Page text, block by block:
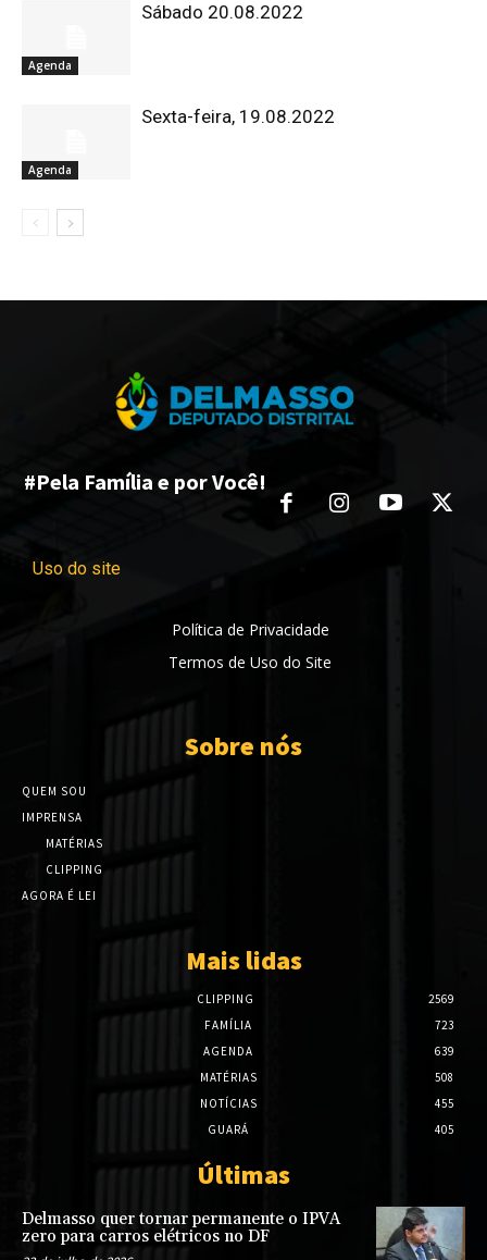
Agenda
Sábado 20.08.2022
Agenda
Sexta-feira, 19.08.2022
#Pela Família e por Você!
Uso do site
Política de Privacidade
Termos de Uso do Site
Sobre nós
QUEM SOU
IMPRENSA
MATÉRIAS
CLIPPING
AGORA É LEI
Mais lidas
CLIPPING
2569
FAMÍLIA
723
AGENDA
639
MATÉRIAS
508
NOTÍCIAS
455
GUARÁ
405
Últimas
Delmasso quer tornar permanente o IPVA
zero para carros elétricos no DF